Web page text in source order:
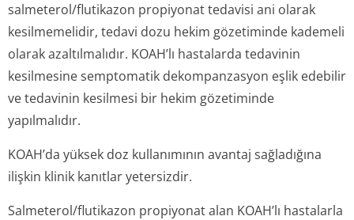
salmeterol/flu­tikazon propiyonat tedavisi ani olarak
kesilmemelidir, tedavi dozu hekim gözetiminde kademeli
olarak azaltılmalıdır. KOAH’lı hastalarda tedavinin
kesilmesine semptomatik dekompanzasyon eşlik edebilir
ve tedavinin kesilmesi bir hekim gözetiminde
yapılmalıdır.
KOAH’da yüksek doz kullanımının avantaj sağladığına
ilişkin klinik kanıtlar yetersizdir.
Salmeterol/flu­tikazon propiyonat alan KOAH’lı hastalarla